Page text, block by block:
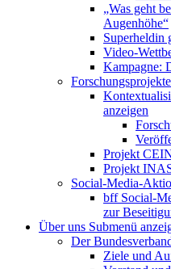
„Was geht
Augenhöhe“
Superheldin
Video-
Kampagne:
Forschungsprojekte
anzeigen
Projekt
Projekt
Social-Media-
bff Social-
zur
Über uns Submenü
Der
Ziele und